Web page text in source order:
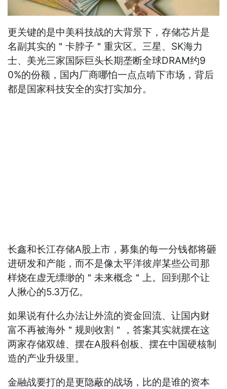
更关键的是中美科技战的大背景下，存储芯片是
名副其实的＂卡脖子＂重灾区。三星、SK海力
士、美光三家国际巨头长期垄断全球DRAM约9
0%的份额，国内厂商哪怕一点点啃下市场，背后
都是国家科技安全的实打实加分。
长鑫和长江存储A股上市，募集的每一分钱都将砸
进研发和产能，而不是像太平洋彼岸某些公司那
样烧在虚无缥缈的＂未来概念＂上。回到那个让
人揪心的5.3万亿。
如果说有什么办法让外流的资金回流、让国内财
富不再被海外＂规则收割＂，答案其实就摆在这
两家存储双雄、摆在A股科创板、摆在中国硬核制
造的产业升级里。
金融战要打的是更隐蔽的战场，比的是谁的资本